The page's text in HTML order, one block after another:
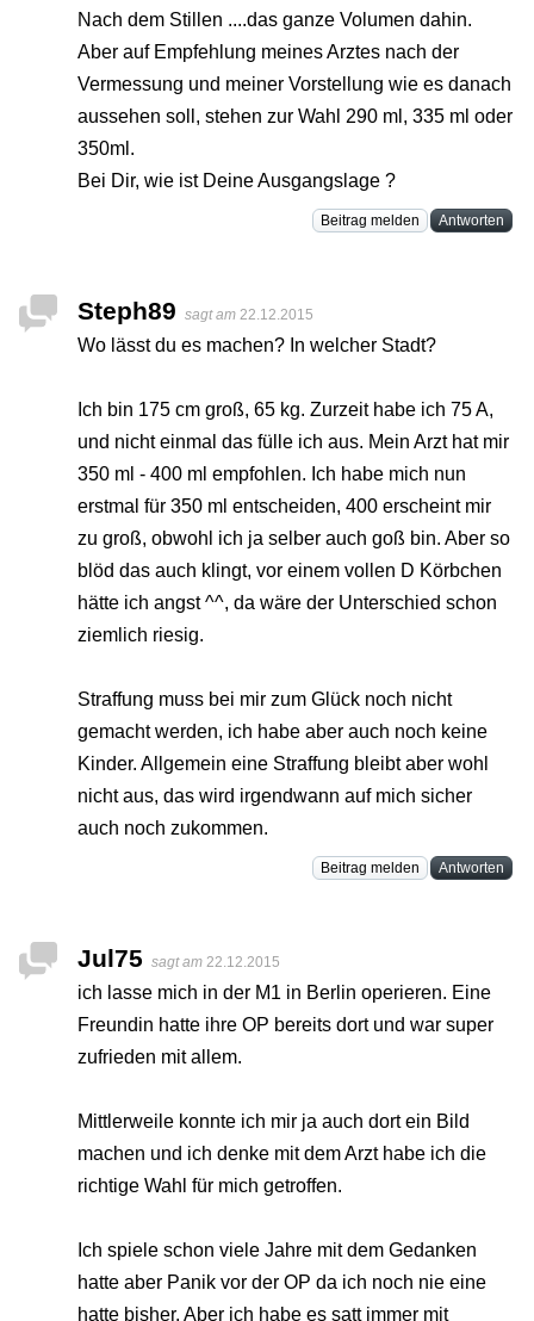
Nach dem Stillen ....das ganze Volumen dahin.
Aber auf Empfehlung meines Arztes nach der
Vermessung und meiner Vorstellung wie es danach
aussehen soll, stehen zur Wahl 290 ml, 335 ml oder
350ml.
Bei Dir, wie ist Deine Ausgangslage ?
Beitrag melden Antworten
Steph89 sagt am 22.12.2015
Wo lässt du es machen? In welcher Stadt?
Ich bin 175 cm groß, 65 kg. Zurzeit habe ich 75 A,
und nicht einmal das fülle ich aus. Mein Arzt hat mir
350 ml - 400 ml empfohlen. Ich habe mich nun
erstmal für 350 ml entscheiden, 400 erscheint mir
zu groß, obwohl ich ja selber auch goß bin. Aber so
blöd das auch klingt, vor einem vollen D Körbchen
hätte ich angst ^^, da wäre der Unterschied schon
ziemlich riesig.
Straffung muss bei mir zum Glück noch nicht
gemacht werden, ich habe aber auch noch keine
Kinder. Allgemein eine Straffung bleibt aber wohl
nicht aus, das wird irgendwann auf mich sicher
auch noch zukommen.
Beitrag melden Antworten
Jul75 sagt am 22.12.2015
ich lasse mich in der M1 in Berlin operieren. Eine
Freundin hatte ihre OP bereits dort und war super
zufrieden mit allem.
Mittlerweile konnte ich mir ja auch dort ein Bild
machen und ich denke mit dem Arzt habe ich die
richtige Wahl für mich getroffen.
Ich spiele schon viele Jahre mit dem Gedanken
hatte aber Panik vor der OP da ich noch nie eine
hatte bisher. Aber ich habe es satt immer mit